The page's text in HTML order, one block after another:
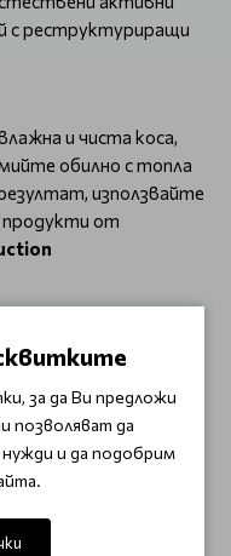
с реструктуриращи
и чиста коса,
обилно с топла
използвайте
продукти от
за да Ви предложи
позволяват да
и да подобрим